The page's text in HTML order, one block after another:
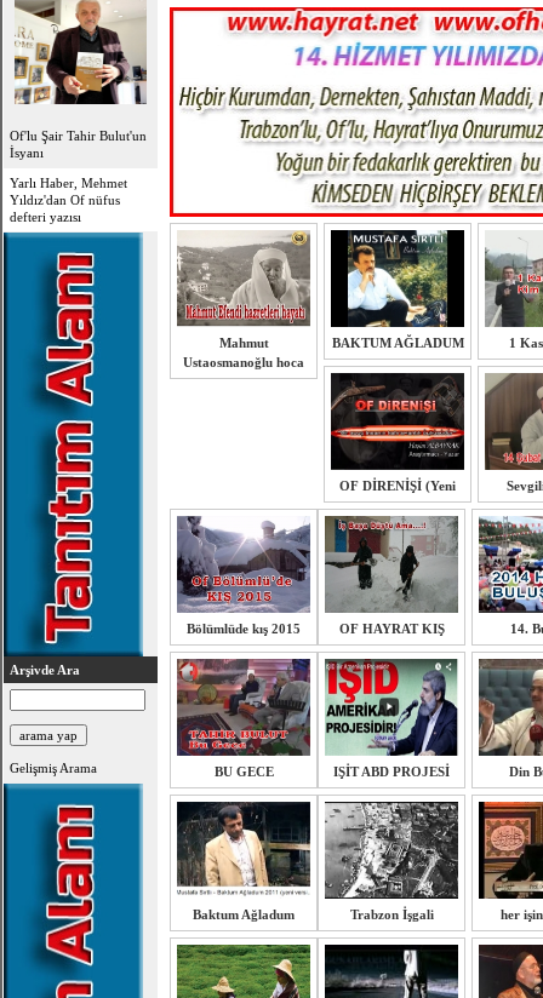
Of'lu Şair Tahir Bulut'un
İsyanı
Yarlı Haber, Mehmet
Yıldız'dan Of nüfus
defteri yazısı
Arşivde Ara
Gelişmiş Arama
Mahmut
Ustaosmanoğlu hoca
BAKTUM AĞLADUM 1
OF DİRENİŞİ (Yeni
Bölümlüde kış 2015 OF HAYRAT KIŞ 14.
BU GECE IŞİT ABD PROJESİ Din
Baktum Ağladum Trabzon İşgali her